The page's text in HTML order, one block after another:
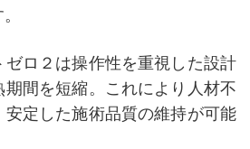
ゼロ２は操作性を重視した設計
間を短縮。これにより人材不
安定した施術品質の維持が可能